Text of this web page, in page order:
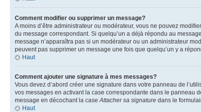
Comment modifier ou supprimer un message?
A moins d’être administrateur ou modérateur, vous ne pouvez
du message correspondant. Si quelqu’un a déjà répondu au
message n’apparaîtra pas si un modérateur ou un administrateur
peuvent pas supprimer un message une fois que quelqu’un y a
Haut
Comment ajouter une signature à mes messages?
Vous devez d’abord créer une signature dans votre panneau de
vos messages en activant la case correspondante dans le panneau
message en décochant la case Attacher sa signature dans le
Haut